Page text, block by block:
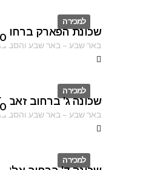
למכירה
ID
שכונת הפארק ברחוב
באר שבע–באר שבע
למכירה
ID
שכונה ג' ברחוב זאב
באר שבע–באר שבע
למכירה